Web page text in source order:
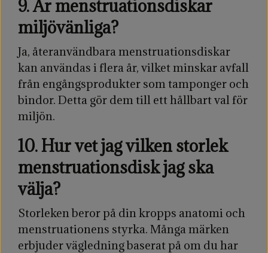
9. Är menstruationsdiskar
miljövänliga?
Ja, återanvändbara menstruationsdiskar
kan användas i flera år, vilket minskar avfall
från engångsprodukter som tamponger och
bindor. Detta gör dem till ett hållbart val för
miljön.
10. Hur vet jag vilken storlek
menstruationsdisk jag ska
välja?
Storleken beror på din kropps anatomi och
menstruationens styrka. Många märken
erbjuder vägledning baserat på om du har